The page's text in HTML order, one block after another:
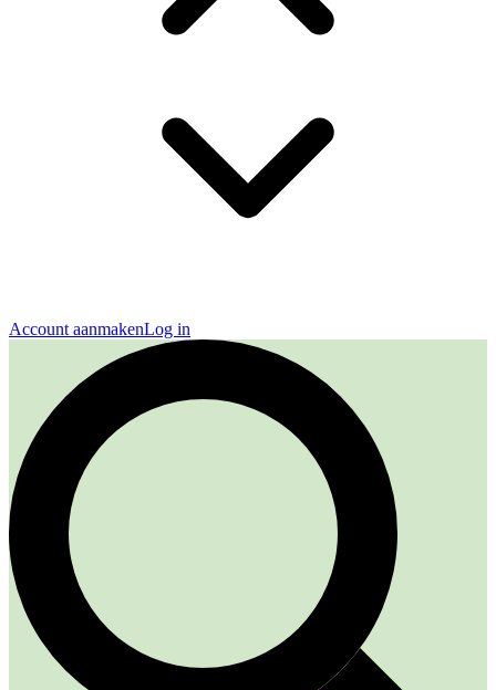
Account aanmakenLog in